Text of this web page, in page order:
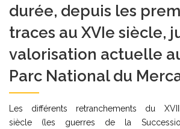
durée, depuis les
traces au XVIe siècle,
valorisation actuelle
Parc National du
Les différents retranchements du
siècle (les guerres de la